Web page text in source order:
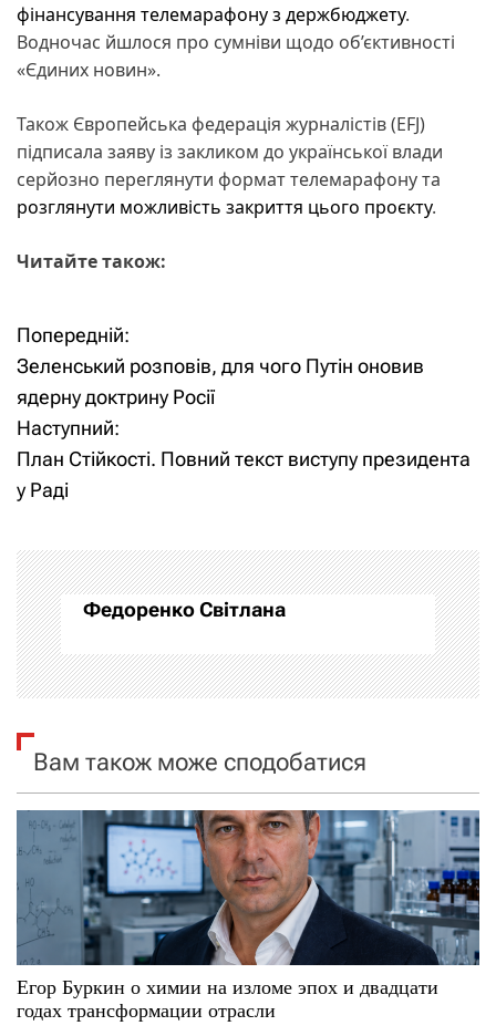
фінансування телемарафону з держбюджету.
Водночас йшлося про сумніви щодо об’єктивності
«Єдиних новин».
Також Європейська федерація журналістів (EFJ)
підписала заяву із закликом до української влади
серйозно переглянути формат телемарафону та
розглянути можливість закриття цього проєкту.
Читайте також:
Н
а
в
і
а
ц
і
а
п
и
с
і
Попередній:
Зеленський розповів, для чого Путін оновив
ядерну доктрину Росії
Наступний:
План Стійкості. Повний текст виступу президента
у Раді
Федоренко Світлана
Вам також може сподобатися
Егор Буркин о химии на изломе эпох и двадцати
годах трансформации отрасли